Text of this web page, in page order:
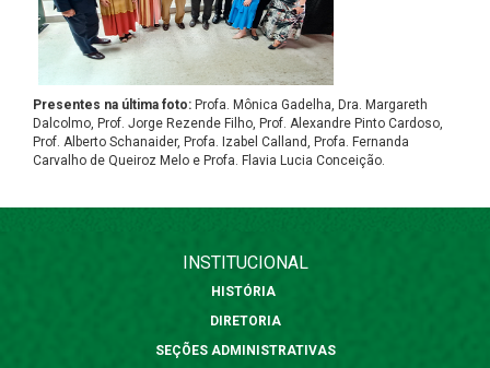
Presentes na última foto: Profa. Mônica Gadelha, Dra. Margareth
Dalcolmo, Prof. Jorge Rezende Filho, Prof. Alexandre Pinto Cardoso,
Prof. Alberto Schanaider, Profa. Izabel Calland, Profa. Fernanda
Carvalho de Queiroz Melo e Profa. Flavia Lucia Conceição.
INSTITUCIONAL
HISTÓRIA
DIRETORIA
SEÇÕES ADMINISTRATIVAS